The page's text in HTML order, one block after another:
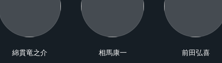
綿貫竜之介 相馬康一 前田弘喜